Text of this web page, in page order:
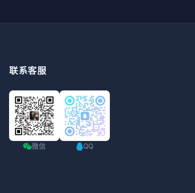
联系客服
微信 QQ